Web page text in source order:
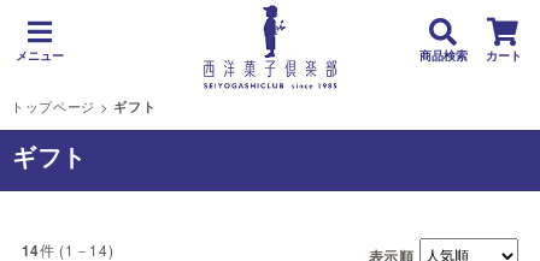
メニュー 商品検索 カート
トップページ > ギフト
ギフト
14件 (1－14) 表示順